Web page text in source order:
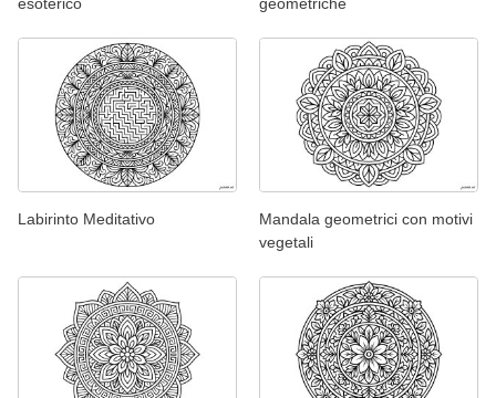
Labirinto Meditativo
Mandala geometrici con motivi
vegetali